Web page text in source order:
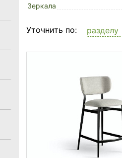
Зеркала
Уточнить по: разделу